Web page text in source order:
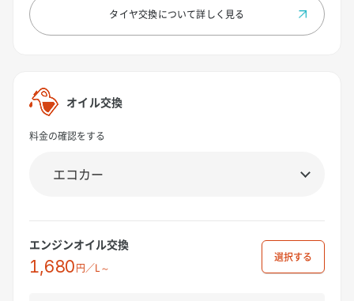
タイヤ交換について詳しく見る
オイル交換
料金の確認をする
エンジンオイル交換
1,680円／L～
選択